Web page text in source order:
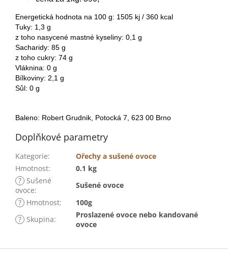
Energetická hodnota na 100 g: 1505 kj / 360 kcal
Tuky: 1,3 g
z toho nasycené mastné kyseliny: 0,1 g
Sacharidy: 85 g
z toho cukry: 74 g
Vláknina: 0 g
Bílkoviny: 2,1 g
Sůl: 0 g
Baleno: Robert Grudnik, Potocká 7, 623 00 Brno
Doplňkové parametry
Kategorie:
Ořechy a sušené ovoce
Hmotnost:
0.1 kg
? Sušené
ovoce:
Sušené ovoce
? Hmotnost:
100g
? Skupina:
Proslazené ovoce nebo kandované
ovoce
Z